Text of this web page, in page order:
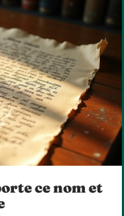
ce nom et